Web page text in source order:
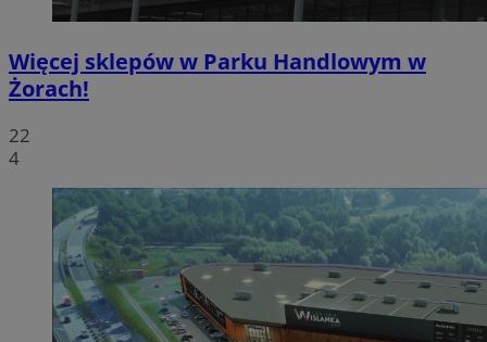
Więcej sklepów w Parku Handlowym w
Żorach!
22
4